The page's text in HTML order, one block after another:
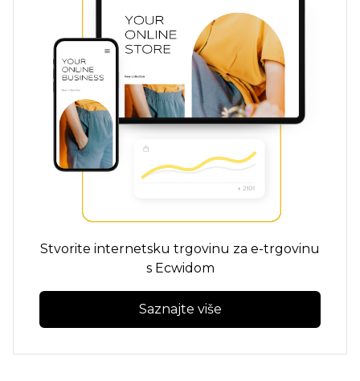
Stvorite internetsku trgovinu za e-trgovinu
s Ecwidom
Saznajte više